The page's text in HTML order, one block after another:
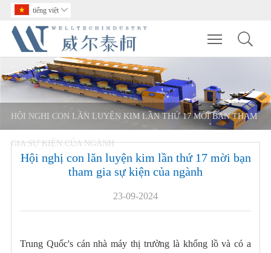
tiếng việt 
Toggle
HỘI NGHỊ CON LĂN LUYỆN KIM LẦN THỨ 17 MỜI BẠN THAM
GIA SỰ KIỆN CỦA NGÀNH
Hội nghị con lăn luyện kim lần thứ 17 mời bạn
tham gia sự kiện của ngành
23-09-2024
Trung Quốc's cán nhà máy thị trường là khổng lồ và có a